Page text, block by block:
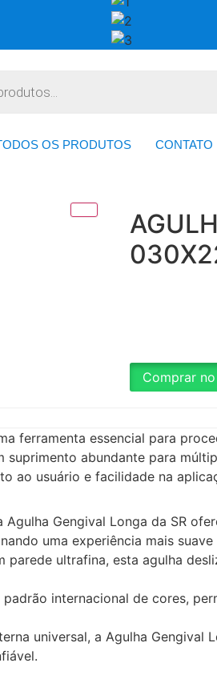
OS PRODUTOS CONTATO
Comprar
ferramenta essencial para
abundante para
ao usuário e facilidade na
Gengival Longa da SR
uma experiência mais suave
ultrafina, esta agulha
internacional de cores,
universal, a Agulha Gengival